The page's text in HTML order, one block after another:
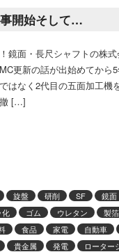
開始そして…
鏡面・長尺シャフトの株
更新の話が出始めてか
はなく2代目の五面加工機
[…]
旋盤 研削 SF
鏡面
化 ゴム ウレタン
製箔
食品 家電
自動車
貴金属 発電
ローター